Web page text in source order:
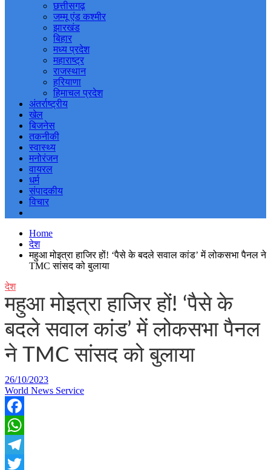
छत्तीसगढ़
जम्मू एंड कश्मीर
झारखंड
बिहार
मध्य प्रदेश
महाराष्ट्र
राजस्थान
हरियाणा
हिमाचल प्रदेश
अंतर्राष्ट्रीय
खेल
बिजनेस
तकनीकी
स्वास्थ्य
मनोरंजन
वायरल
धर्म
संपादकीय
विचार
Home
देश
महुआ मोइत्रा हाजिर हों! ‘पैसे के बदले सवाल कांड’ में लोकसभा पैनल ने
TMC सांसद को बुलाया
देश
महुआ मोइत्रा हाजिर हों! ‘पैसे के
बदले सवाल कांड’ में लोकसभा पैनल
ने TMC सांसद को बुलाया
26/10/2023
World News Service
Facebook
WhatsApp
Telegram